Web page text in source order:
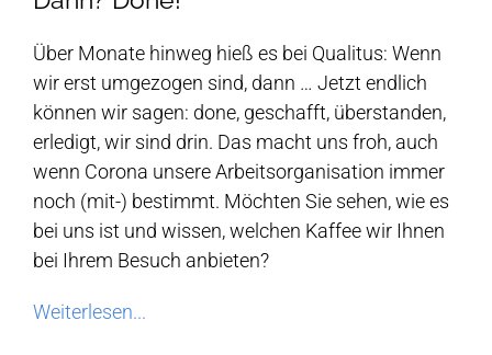
Über Monate hinweg hieß es bei Qualitus: Wenn
wir erst umgezogen sind, dann … Jetzt endlich
können wir sagen: done, geschafft, überstanden,
erledigt, wir sind drin. Das macht uns froh, auch
wenn Corona unsere Arbeitsorganisation immer
noch (mit-) bestimmt. Möchten Sie sehen, wie es
bei uns ist und wissen, welchen Kaffee wir Ihnen
bei Ihrem Besuch anbieten?
Weiterlesen...